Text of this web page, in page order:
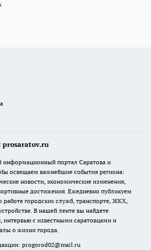
prosaratov.ru
информационный портал Саратова и
освещаем важнейшие события региона:
новости, экономические изменения,
достижения. Ежедневно публикуем
работе городских служб, транспорте, ЖКХ,
В нашей ленте вы найдете
интервью с известными саратовцами и
о жизни города.
progorod02@mail.ru